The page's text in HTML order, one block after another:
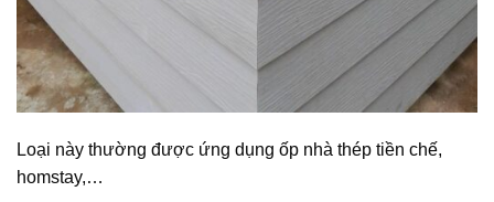
Loại này thường được ứng dụng ốp nhà thép tiền chế,
homstay,…